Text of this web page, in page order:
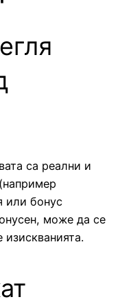
са реални и
или бонус
може да се